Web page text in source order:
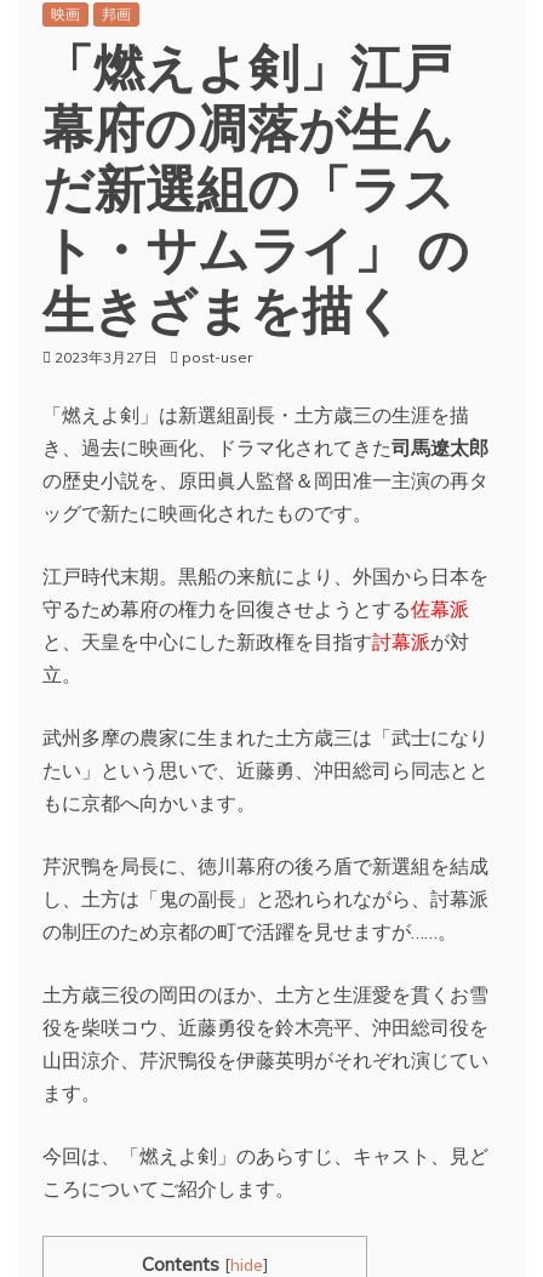
映画 邦画
「燃えよ剣」江戸
幕府の凋落が生ん
だ新選組の「ラス
ト・サムライ」 の
生きざまを描く
2023年3月27日 post-user
「燃えよ剣」は新選組副長・土方歳三の生涯を描
き、過去に映画化、ドラマ化されてきた司馬遼太郎
の歴史小説を、原田眞人監督＆岡田准一主演の再タ
ッグで新たに映画化されたものです。
江戸時代末期。黒船の来航により、外国から日本を
守るため幕府の権力を回復させようとする佐幕派
と、天皇を中心にした新政権を目指す討幕派が対
立。
武州多摩の農家に生まれた土方歳三は「武士になり
たい」という思いで、近藤勇、沖田総司ら同志とと
もに京都へ向かいます。
芹沢鴨を局長に、徳川幕府の後ろ盾で新選組を結成
し、土方は「鬼の副長」と恐れられながら、討幕派
の制圧のため京都の町で活躍を見せますが……。
土方歳三役の岡田のほか、土方と生涯愛を貫くお雪
役を柴咲コウ、近藤勇役を鈴木亮平、沖田総司役を
山田涼介、芹沢鴨役を伊藤英明がそれぞれ演じてい
ます。
今回は、「燃えよ剣」のあらすじ、キャスト、見ど
ころについてご紹介します。
Contents [hide]